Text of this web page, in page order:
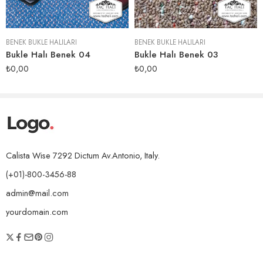
BENEK BUKLE HALILARI
Bukle Halı Benek 04
₺0,00
BENEK BUKLE HALILARI
Bukle Halı Benek 03
₺0,00
Calista Wise 7292 Dictum Av.Antonio, Italy.
(+01)-800-3456-88
admin@mail.com
yourdomain.com